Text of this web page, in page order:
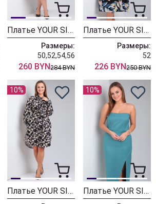
Платье YOUR SIZE 2220 розово-серый принт
Размеры:
50,52,54,56
260 BYN284 BYN
Платье YOUR SIZE 2217 Цветочный принт на черном
Размеры:
52
226 BYN250 BYN
10%
Платье YOUR SIZE 2215 Стрекозы на черном
10%
Платье YOUR SIZE 2213 Бледно-бирюзовый